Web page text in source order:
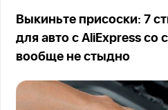
Выкиньте присоски: 7
для авто с AliExpress со
вообще не стыдно